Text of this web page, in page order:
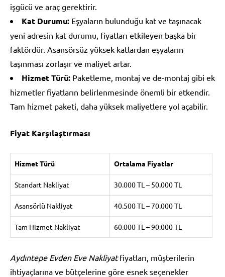
işgücü ve araç gerektirir.
Kat Durumu: Eşyaların bulunduğu kat ve taşınacak
yeni adresin kat durumu, fiyatları etkileyen başka bir
faktördür. Asansörsüz yüksek katlardan eşyaların
taşınması zorlaşır ve maliyet artar.
Hizmet Türü: Paketleme, montaj ve de-montaj gibi ek
hizmetler fiyatların belirlenmesinde önemli bir etkendir.
Tam hizmet paketi, daha yüksek maliyetlere yol açabilir.
Fiyat Karşılaştırması
Hizmet Türü Ortalama Fiyatlar
Standart Nakliyat 30.000 TL – 50.000 TL
Asansörlü Nakliyat 40.500 TL – 70.000 TL
Tam Hizmet Nakliyat 60.000 TL – 90.000 TL
Aydıntepe Evden Eve Nakliyatfiyatları, müşterilerin
ihtiyaçlarına ve bütçelerine göre esnek seçenekler